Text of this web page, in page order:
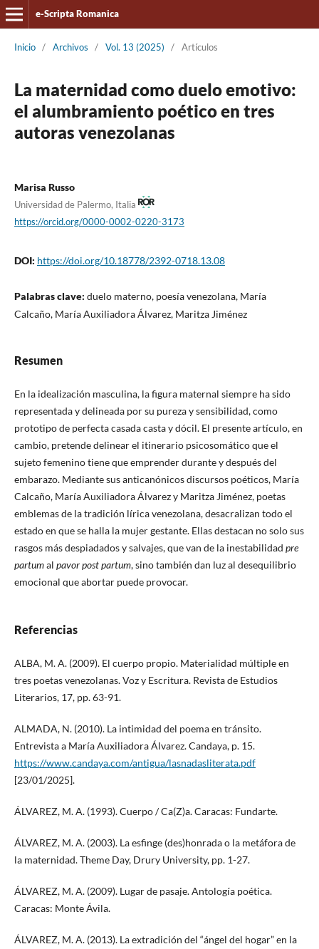
e-Scripta Romanica
Inicio / Archivos / Vol. 13 (2025) / Artículos
La maternidad como duelo emotivo:
el alumbramiento poético en tres
autoras venezolanas
Marisa Russo
Universidad de Palermo, Italia
https://orcid.org/0000-0002-0220-3173
DOI: https://doi.org/10.18778/2392-0718.13.08
Palabras clave: duelo materno, poesía venezolana, María
Calcaño, María Auxiliadora Álvarez, Maritza Jiménez
Resumen
En la idealización masculina, la figura maternal siempre ha sido
representada y delineada por su pureza y sensibilidad, como
prototipo de perfecta casada casta y dócil. El presente artículo, en
cambio, pretende delinear el itinerario psicosomático que el
sujeto femenino tiene que emprender durante y después del
embarazo. Mediante sus anticanónicos discursos poéticos, María
Calcaño, María Auxiliadora Álvarez y Maritza Jiménez, poetas
emblemas de la tradición lírica venezolana, desacralizan todo el
estado en que se halla la mujer gestante. Ellas destacan no solo sus
rasgos más despiadados y salvajes, que van de la inestabilidad pre
partumal pavor post partum, sino también dan luz al desequilibrio
emocional que abortar puede provocar.
Referencias
ALBA, M. A. (2009). El cuerpo propio. Materialidad múltiple en
tres poetas venezolanas. Voz y Escritura. Revista de Estudios
Literarios, 17, pp. 63-91.
ALMADA, N. (2010). La intimidad del poema en tránsito.
Entrevista a María Auxiliadora Álvarez. Candaya, p. 15.
https://www.candaya.com/antigua/lasnadasliterata.pdf
[23/01/2025].
ÁLVAREZ, M. A. (1993). Cuerpo / Ca(Z)a. Caracas: Fundarte.
ÁLVAREZ, M. A. (2003). La esfinge (des)honrada o la metáfora de
la maternidad. Theme Day, Drury University, pp. 1-27.
ÁLVAREZ, M. A. (2009). Lugar de pasaje. Antología poética.
Caracas: Monte Ávila.
ÁLVAREZ, M. A. (2013). La extradición del “ángel del hogar” en la